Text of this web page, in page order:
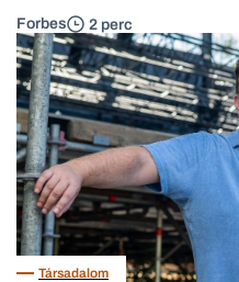
Forbes 2 perc
Társadalom